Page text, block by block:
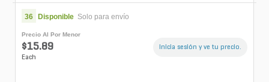
36 Disponible Solo para envío
Precio Al Por Menor
$15.89
Each
Inicia sesión y ve tu precio.